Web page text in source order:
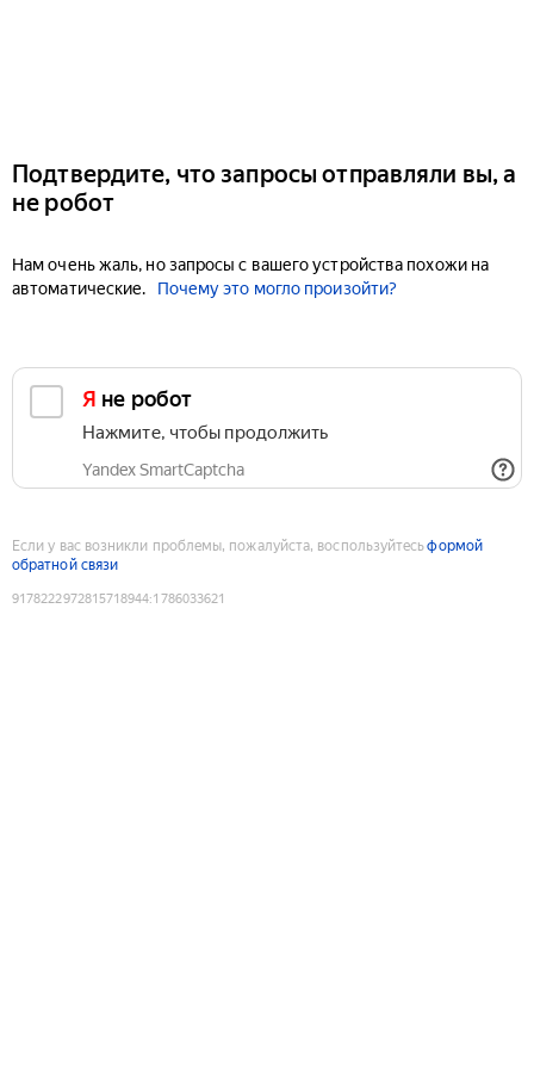
Подтвердите, что запросы отправляли вы, а
не робот
Нам очень жаль, но запросы с вашего устройства похожи на
автоматические.
Почему это могло произойти?
Я не робот
Нажмите, чтобы продолжить
Yandex SmartCaptcha
Если у вас возникли проблемы, пожалуйста, воспользуйтесьформой
обратной связи
9178222972815718944:1786033621